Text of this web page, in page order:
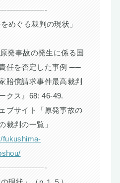
めぐる裁判の現状」
発事故の発生に係る国
任を否定した事例 ──
賠償請求事件最高裁判
クス』68: 46-49.
ブサイト「原発事故の
裁判の一覧」
fukushima-